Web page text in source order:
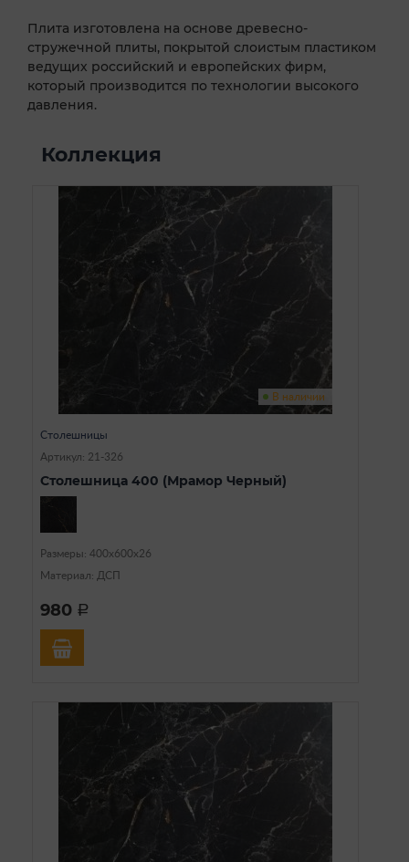
Плита изготовлена на основе древесно-
стружечной плиты, покрытой слоистым пластиком
ведущих российский и европейских фирм,
который производится по технологии высокого
давления.
Коллекция
В наличии
Столешницы
Артикул: 21-326
Столешница 400 (Мрамор Черный)
Размеры: 400х600х26
Материал: ДСП
980 a